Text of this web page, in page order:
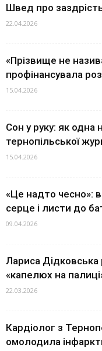
Швед про
22.04.2026
«Прізвище не
профінансувала
15.04.2026
Сон у руку: як одна
тернопільської
15.04.2026
«Це надто чесно»:
серце і листи до
09.04.2026
Лариса Дідковська
«капелюх на
22.03.2026
Кардіолог з
омолодила